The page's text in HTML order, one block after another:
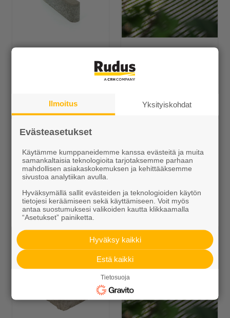
Muut Betonikivet
Piha Betonitiili
Alk. 27,00 €/m²
Alk. 6,10 €/kpl
Ilmoitus Yksityiskohdat
Evästeasetukset
Käytämme kumppaneidemme kanssa evästeitä ja muita
samankaltaisia teknologioita tarjotaksemme parhaan
mahdollisen asiakaskokemuksen ja kehittääksemme
sivustoa analytiikan avulla.
Hyväksymällä sallit evästeiden ja teknologioiden käytön
tietojesi keräämiseen sekä käyttämiseen. Voit myös
antaa suostumuksesi valikoiden kautta klikkaamalla
“Asetukset” painiketta.
Hyväksy kaikki
Estä kaikki
Tietosuoja